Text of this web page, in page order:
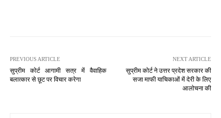
PREVIOUS ARTICLE
सुप्रीम कोर्ट आगामी सत्र में वैवाहिक
बलात्कार से छूट पर विचार करेगा
NEXT ARTICLE
सुप्रीम कोर्ट ने उत्तर प्रदेश सरकार की
सजा माफी याचिकाओं में देरी के लिए
आलोचना की